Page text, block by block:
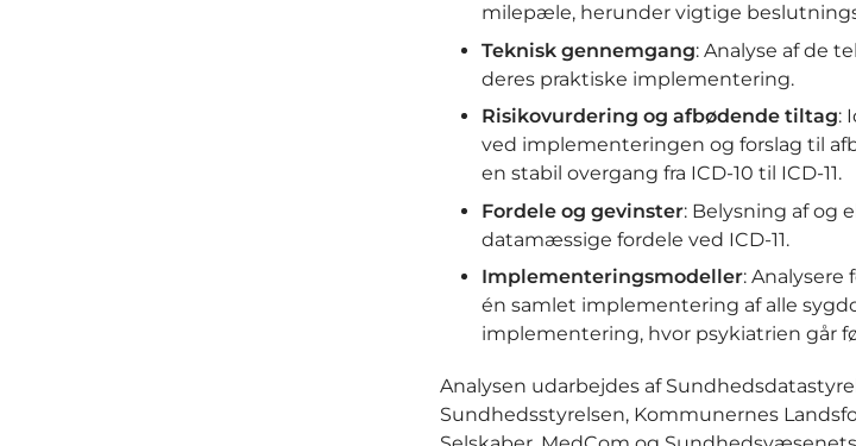
milepæle, herunder vigtige
Teknisk gennemgang: Analyse af de
deres praktiske implementering.
Risikovurdering og afbødende tiltag:
ved implementeringen og forslag til
en stabil overgang fra ICD-10 til ICD-11.
Fordele og gevinster: Belysning af og
datamæssige fordele ved ICD-11.
Implementeringsmodeller:
én samlet implementering af alle
implementering, hvor psykiatrien går
Analysen udarbejdes af
Sundhedsstyrelsen, Kommunernes